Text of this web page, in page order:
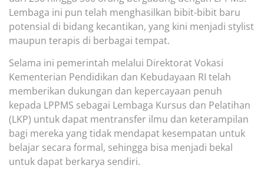
Lembaga ini pun telah menghasilkan bibit-bibit baru
potensial di bidang kecantikan, yang kini menjadi stylist
maupun terapis di berbagai tempat.
Selama ini pemerintah melalui Direktorat Vokasi
Kementerian Pendidikan dan Kebudayaan RI telah
memberikan dukungan dan kepercayaan penuh
kepada LPPMS sebagai Lembaga Kursus dan Pelatihan
(LKP) untuk dapat mentransfer ilmu dan keterampilan
bagi mereka yang tidak mendapat kesempatan untuk
belajar secara formal, sehingga bisa menjadi bekal
untuk dapat berkarya sendiri.